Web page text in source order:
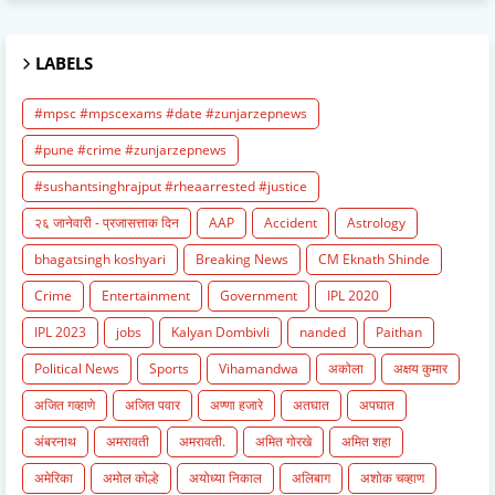
LABELS
#mpsc #mpscexams #date #zunjarzepnews
#pune #crime #zunjarzepnews
#sushantsinghrajput #rheaarrested #justice
२६ जानेवारी - प्रजासत्ताक दिन
AAP Accident
Astrology
bhagatsingh koshyari
Breaking News
CM Eknath Shinde
Crime
Entertainment Government
IPL 2020
IPL 2023
jobs Kalyan Dombivli nanded
Paithan
Political News
Sports Vihamandwa अकोला
अक्षय कुमार
अजित गव्हाणे
अजित पवार अण्णा हजारे अतघात
अपघात
अंबरनाथ
अमरावती अमरावती. अमित गोरखे
अमित शहा
अमेरिका
अमोल कोल्हे अयोध्या निकाल अलिबाग अशोक चव्हाण